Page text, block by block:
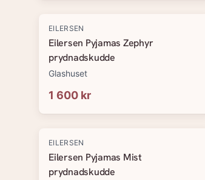
EILERSEN
Eilersen Pyjamas Zephyr
prydnadskudde
Glashuset
1 600 kr
EILERSEN
Eilersen Pyjamas Mist
prydnadskudde